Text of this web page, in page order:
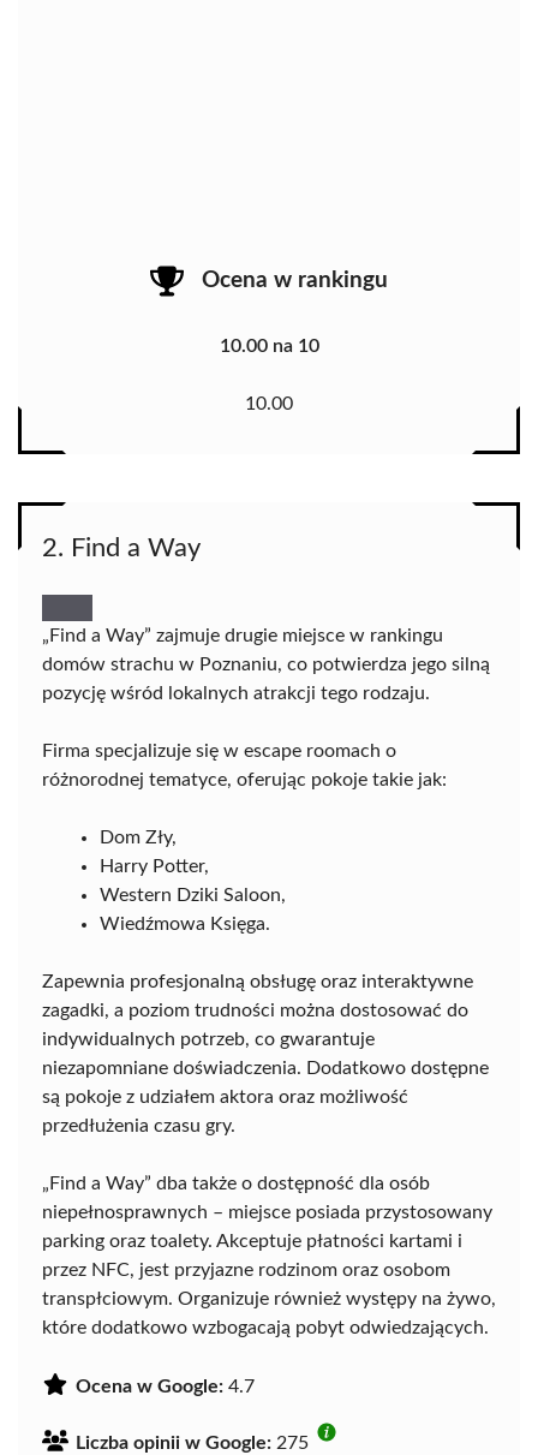
Ocena w rankingu
10.00 na 10
10.00
2. Find a Way
„Find a Way” zajmuje drugie miejsce w rankingu
domów strachu w Poznaniu, co potwierdza jego silną
pozycję wśród lokalnych atrakcji tego rodzaju.
Firma specjalizuje się w escape roomach o
różnorodnej tematyce, oferując pokoje takie jak:
Dom Zły,
Harry Potter,
Western Dziki Saloon,
Wiedźmowa Księga.
Zapewnia profesjonalną obsługę oraz interaktywne
zagadki, a poziom trudności można dostosować do
indywidualnych potrzeb, co gwarantuje
niezapomniane doświadczenia. Dodatkowo dostępne
są pokoje z udziałem aktora oraz możliwość
przedłużenia czasu gry.
„Find a Way” dba także o dostępność dla osób
niepełnosprawnych – miejsce posiada przystosowany
parking oraz toalety. Akceptuje płatności kartami i
przez NFC, jest przyjazne rodzinom oraz osobom
transpłciowym. Organizuje również występy na żywo,
które dodatkowo wzbogacają pobyt odwiedzających.
Ocena w Google: 4.7
Liczba opinii w Google: 275